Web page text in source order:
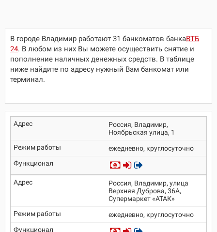
В городе Владимир работают 31 банкоматов банкаВТБ
24. В любом из них Вы можете осуществить снятие и
пополнение наличных денежных средств. В таблице
ниже найдите по адресу нужный Вам банкомат или
терминал.
Россия, Владимир,
Ноябрьская улица, 1
ежедневно, круглосуточно
Россия, Владимир, улица
Верхняя Дуброва, 36А,
Супермаркет «АТАК»
ежедневно, круглосуточно